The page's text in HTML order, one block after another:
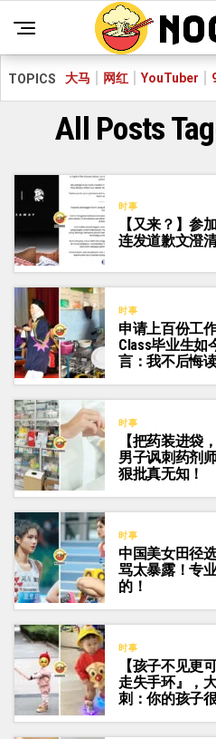
TOPICS 大马 网红 YouTuber
All Posts
时事
【又来？】参
连发道歉文澄
时事
申请上百份工
Class毕业生如
言：我不后悔
时事
【把药装进袋
男子讽刺药剂
狠批真无知！
时事
中国美女田径
骂太暴露！专
的！
时事
【孩子不见更
走失手环』，
刺：你的孩子